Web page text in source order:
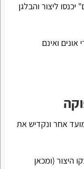
ליצור והבלגן
ואינם
אחר ונקדיש את
היצור (ומכאן